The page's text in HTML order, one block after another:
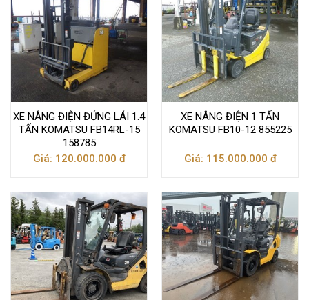
XE NÂNG ĐIỆN ĐỨNG LÁI 1.4
TẤN KOMATSU FB14RL-15
158785
Giá: 120.000.000 đ
XE NÂNG ĐIỆN 1 TẤN
KOMATSU FB10-12 855225
Giá: 115.000.000 đ